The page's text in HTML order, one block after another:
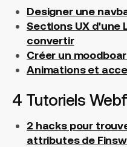
Designer une
Sections UX d'une
convertir
Créer un
Animations et
4 Tutoriels
2 hacks pour
attributes de